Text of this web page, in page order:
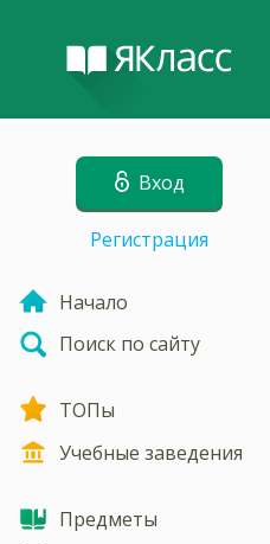
Вход
Регистрация
Начало
Поиск по сайту
ТОПы
Учебные заведения
Предметы